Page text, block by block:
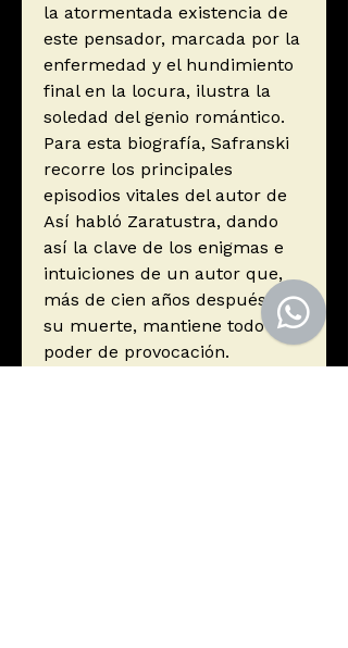
la atormentada existencia de
este pensador, marcada por la
enfermedad y el hundimiento
final en la locura, ilustra la
soledad del genio romántico.
Para esta biografía, Safranski
recorre los principales
episodios vitales del autor de
Así habló Zaratustra, dando
así la clave de los enigmas e
intuiciones de un autor que,
más de cien años después de
su muerte, mantiene todo su
poder de provocación.